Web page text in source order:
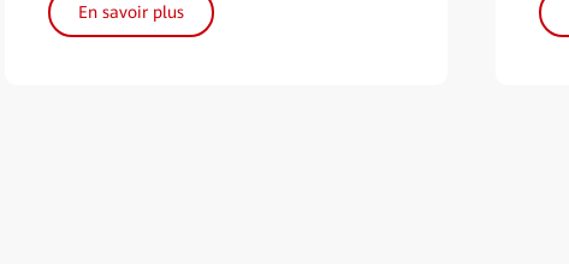
En savoir plus